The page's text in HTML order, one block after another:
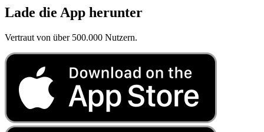
Lade die App herunter
Vertraut von über 500.000 Nutzern.